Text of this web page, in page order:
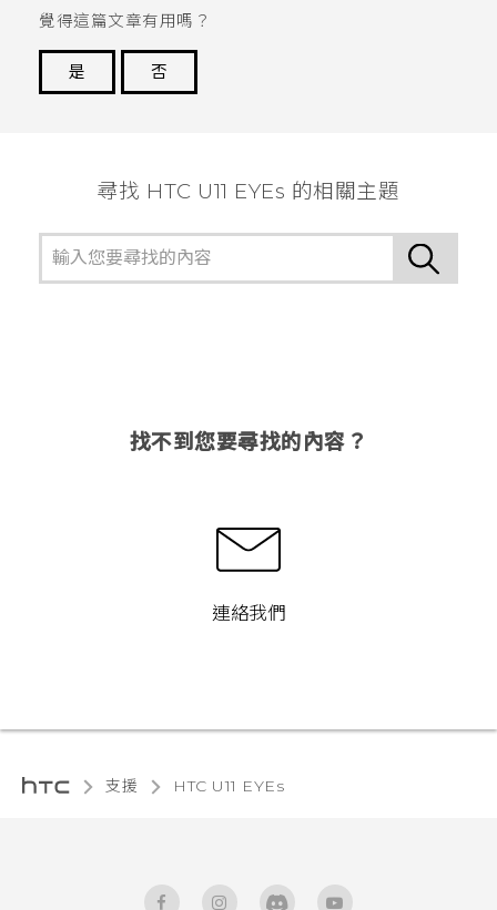
覺得這篇文章有用嗎？
是
否
尋找 HTC U11 EYEs 的相關主題
找不到您要尋找的內容？
連絡我們
支援 HTC U11 EYEs‎